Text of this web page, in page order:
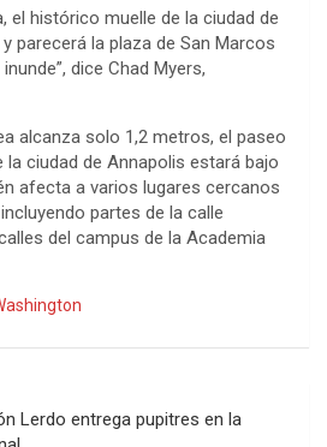
el histórico muelle de la ciudad de
parecerá la plaza de San Marcos
dice Chad Myers,
alcanza solo 1,2 metros, el paseo
ciudad de Annapolis estará bajo
afecta a varios lugares cercanos
partes de la calle
del campus de la Academia
Lerdo entrega pupitres en la